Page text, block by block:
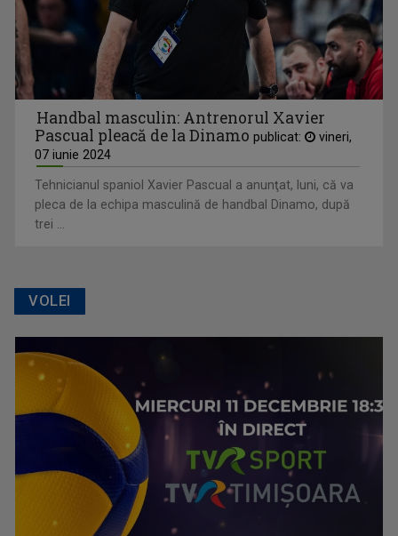
Handbal masculin: Antrenorul Xavier
Pascual pleacă de la Dinamo publicat:
vineri,
07 iunie 2024
Tehnicianul spaniol Xavier Pascual a anunţat, luni, că va
pleca de la echipa masculină de handbal Dinamo, după
trei ...
VOLEI